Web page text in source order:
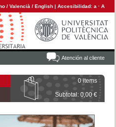
/ Valencià / English | Accesibilidad: a · A
Atención al cliente
0 items
Subtotal: 0,00 €